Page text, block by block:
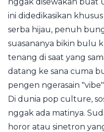
ini didedikasikan
serba hijau, penuh
suasananya bikin bulu
tenang di saat yang
datang ke sana cuma
pengen ngerasain
Di dunia pop culture,
nggak ada matinya.
horor atau sinetron